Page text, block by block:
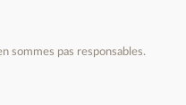
sommes pas responsables.